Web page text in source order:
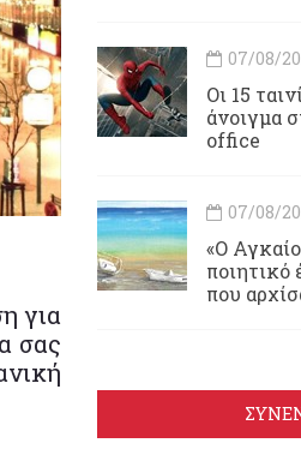
για
σας
07/08/
Οι 15
άνοιγμα
office
07/08/
«Ο
ποιητικό
που